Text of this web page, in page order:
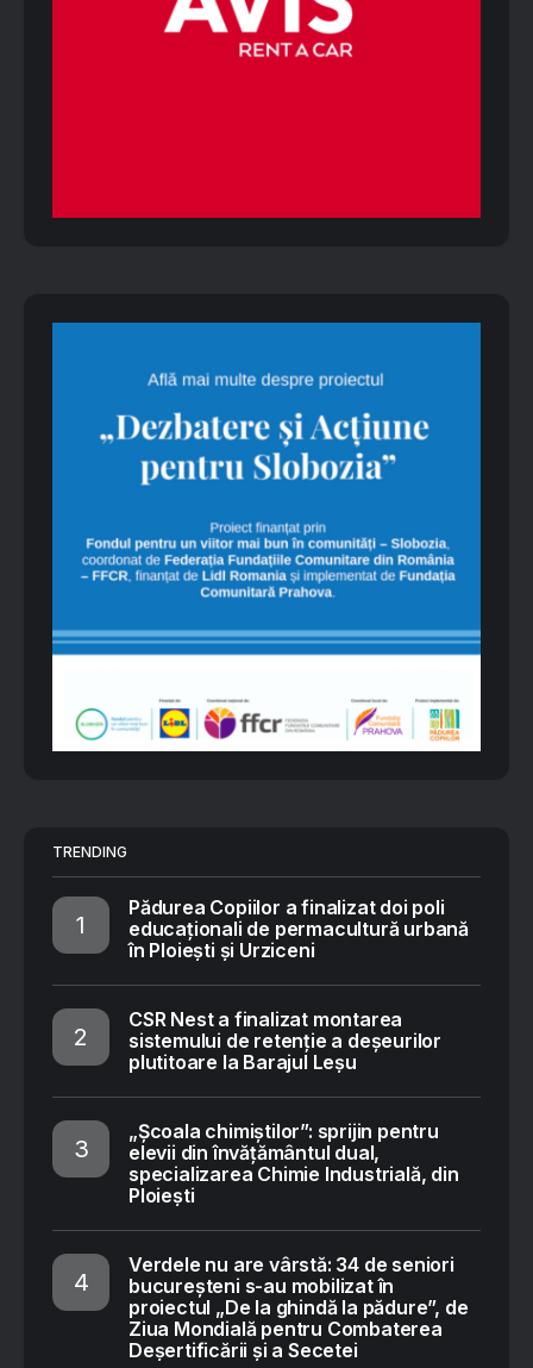
TRENDING
Pădurea Copiilor a finalizat doi poli
educaționali de permacultură urbană
în Ploiești și Urziceni
CSR Nest a finalizat montarea
sistemului de retenție a deșeurilor
plutitoare la Barajul Leșu
„Școala chimiștilor”: sprijin pentru
elevii din învățământul dual,
specializarea Chimie Industrială, din
Ploiești
Verdele nu are vârstă: 34 de seniori
bucureșteni s-au mobilizat în
proiectul „De la ghindă la pădure”, de
Ziua Mondială pentru Combaterea
Deșertificării și a Secetei